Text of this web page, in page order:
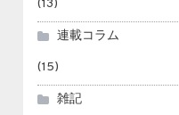
(13)
連載コラム
(15)
雑記